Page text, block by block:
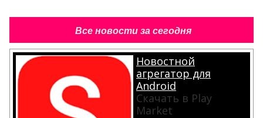
Все новости за сегодня
Новостной
агрегатор для
Android
Скачать в Play
Market